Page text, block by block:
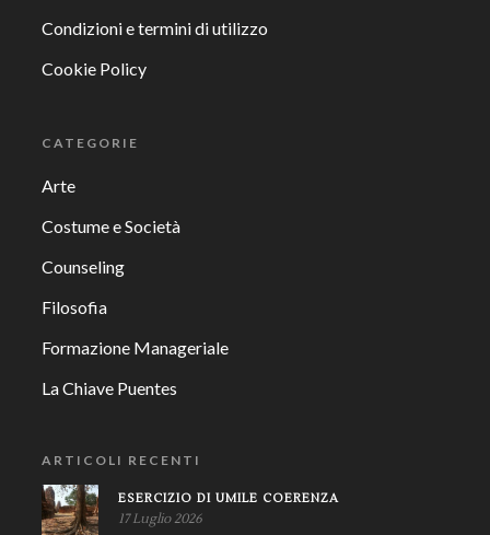
Condizioni e termini di utilizzo
Cookie Policy
CATEGORIE
Arte
Costume e Società
Counseling
Filosofia
Formazione Manageriale
La Chiave Puentes
ARTICOLI RECENTI
ESERCIZIO DI UMILE COERENZA
17 Luglio 2026